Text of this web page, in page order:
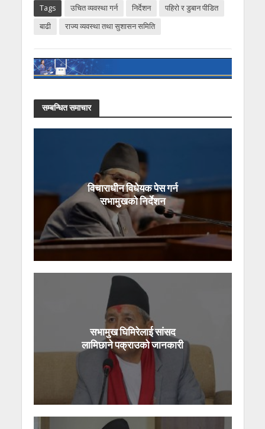
Tags उचित व्यवस्था गर्न निर्देशन
पहिरो र डुबान पीडित
बाढी
राज्य व्यवस्था तथा सुशासन समिति
सम्बन्धित समाचार
विचाराधीन विधेयक पेस गर्न
सभामुखको निर्देशन
सभामुख घिमिरेलाई सांसद
लामिछाने पक्राउको जानकारी